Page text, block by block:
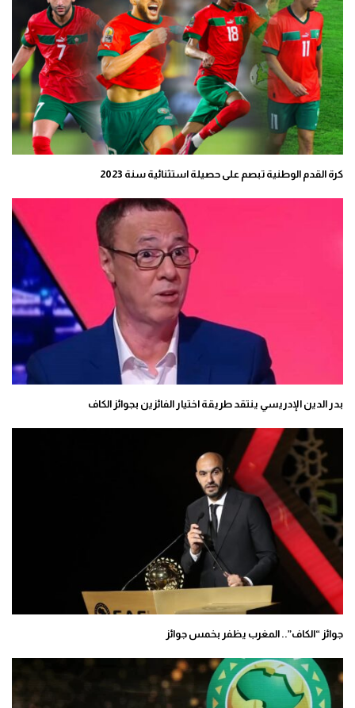
كرة القدم الوطنية تبصم على حصيلة استثنائية سنة 2023
بدر الدين الإدريسي ينتقد طريقة اختيار الفائزين بجوائز الكاف
جوائز “الكاف”.. المغرب يظفر بخمس جوائز